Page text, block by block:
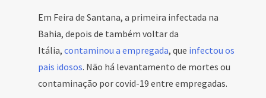
Em Feira de Santana, a primeira infectada na
Bahia, depois de também voltar da
Itália, contaminou a empregada, que infectou os
pais idosos. Não há levantamento de mortes ou
contaminação por covid-19 entre empregadas.